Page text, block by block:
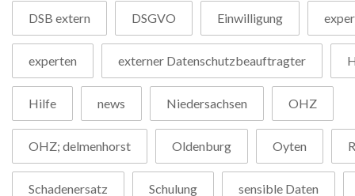
DSB extern DSGVO Einwilligung
experten externer Datenschutzbeauftragter
Hilfe news Niedersachsen OHZ
OHZ; delmenhorst Oldenburg Oyten
Schadenersatz Schulung sensible Daten